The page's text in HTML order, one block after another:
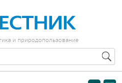
и природопользование